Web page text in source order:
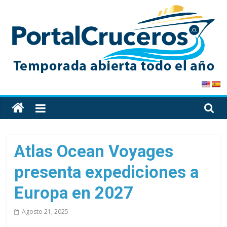
content
PortalCruceros
Toda
la
cruceros
en
un
solo
Atlas Ocean Voyages
presenta expediciones a
Europa en 2027
Agosto 21, 2025